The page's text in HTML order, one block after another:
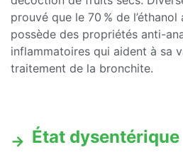
prouvé que le 70 % de
possède des propriétés anti-
inflammatoires qui aident à sa
traitement de la bronchite.
État dysentérique